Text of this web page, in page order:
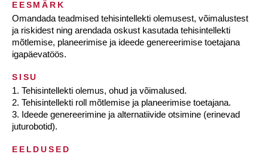
EESMÄRK
Omandada teadmised tehisintellekti olemusest, võimalustest
ja riskidest ning arendada oskust kasutada tehisintellekti
mõtlemise, planeerimise ja ideede genereerimise toetajana
igapäevatöös.
SISU
1. Tehisintellekti olemus, ohud ja võimalused.
2. Tehisintellekti roll mõtlemise ja planeerimise toetajana.
3. Ideede genereerimine ja alternatiivide otsimine (erinevad
juturobotid).
EELDUSED